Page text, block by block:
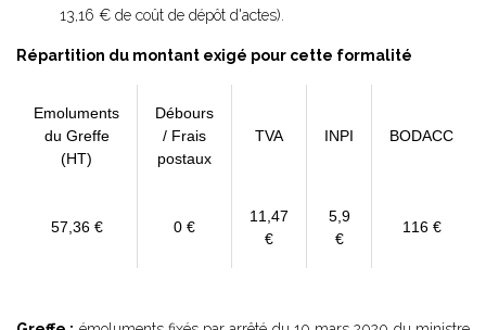
13,16 € de coût de dépôt d'actes).
Répartition du montant exigé pour cette formalité
Emoluments
du Greffe
(HT)
Débours
/ Frais
postaux
TVA INPI BODACC
57,36 € 0 €
11,47
€
5,9
€
116 €